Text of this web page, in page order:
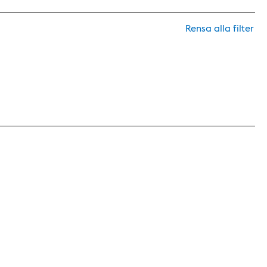
Rensa alla filter